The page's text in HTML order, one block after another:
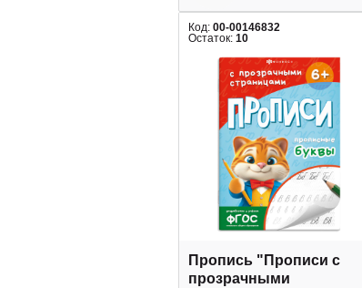
Код: 00-00146832
Остаток: 10
Пропись "Прописи с
прозрачными